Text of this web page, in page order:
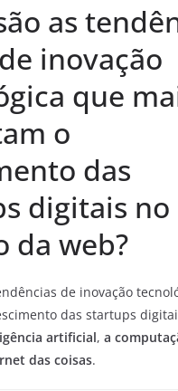
as
inovação
que
o
das
digitais no
da web?
de inovação
das startups
artificial, a
das coisas.